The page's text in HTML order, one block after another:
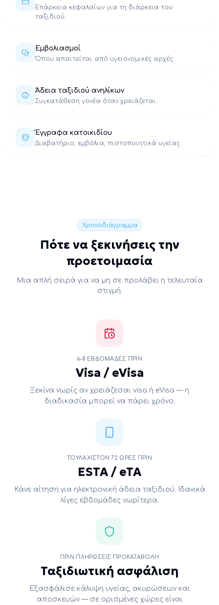
Επάρκεια κεφαλαίων για τη διάρκεια του
ταξιδιού.
Εμβολιασμοί
Όπου απαιτείται από υγειονομικές αρχές.
Άδεια ταξιδιού ανηλίκων
Συγκατάθεση γονέα όταν χρειάζεται.
Έγγραφα κατοικιδίου
Διαβατήριο, εμβόλια, πιστοποιητικά υγείας.
Χρονοδιάγραμμα
Πότε να ξεκινήσεις την
προετοιμασία
Μια απλή σειρά για να μη σε προλάβει η τελευταία
στιγμή.
6–8 ΕΒΔΟΜΆΔΕΣ ΠΡΙΝ
Visa / eVisa
Ξεκίνα νωρίς αν χρειάζεσαι visa ή eVisa — η
διαδικασία μπορεί να πάρει χρόνο.
ΤΟΥΛΆΧΙΣΤΟΝ 72 ΏΡΕΣ ΠΡΙΝ
ESTA / eTA
Κάνε αίτηση για ηλεκτρονική άδεια ταξιδιού. Ιδανικά
λίγες εβδομάδες νωρίτερα.
ΠΡΙΝ ΠΛΗΡΏΣΕΙΣ ΠΡΟΚΑΤΑΒΟΛΉ
Ταξιδιωτική ασφάλιση
Εξασφάλισε κάλυψη υγείας, ακυρώσεων και
αποσκευών — σε ορισμένες χώρες είναι